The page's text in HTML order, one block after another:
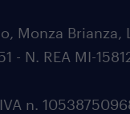
Monza Brianza,
- N. REA MI-
n.